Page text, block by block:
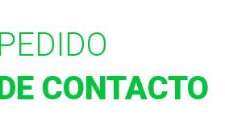
PEDIDO
CONTACTO